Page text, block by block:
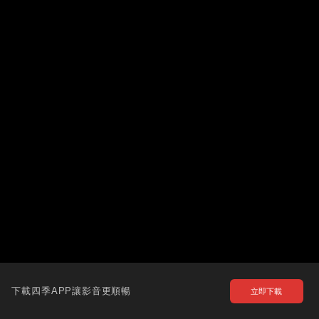
下載四季APP讓影音更順暢 立即下載